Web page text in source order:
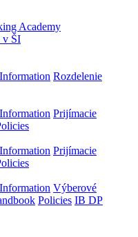
Academy
v ŠI
Rozdelenie
Prijímacie
Prijímacie
Výberové
Policies IB DP